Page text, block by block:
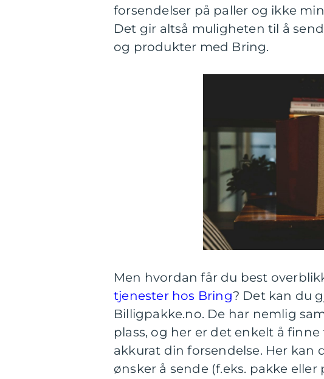
forsendelser på paller og ikke
Det gir altså muligheten til å
og produkter med Bring.
Men hvordan får du best
tjenester hos Bring? Det kan du
Billigpakke.no. De har nemlig
plass, og her er det enkelt å
akkurat din forsendelse. Her kan
ønsker å sende (f.eks. pakke